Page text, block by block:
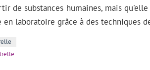
de substances humaines, mais
en laboratoire grâce à des techniques